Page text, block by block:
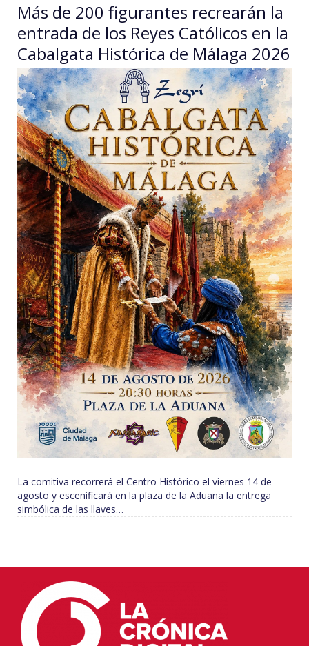
Más de 200 figurantes recrearán la
entrada de los Reyes Católicos en la
Cabalgata Histórica de Málaga 2026
La comitiva recorrerá el Centro Histórico el viernes 14 de
agosto y escenificará en la plaza de la Aduana la entrega
simbólica de las llaves…